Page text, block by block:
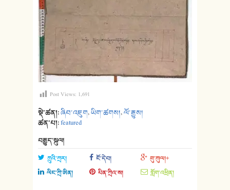
Post Views: 1,691
སྡེ་ཚན།:ཞིབ་འཇུག,ཡིག་ཚགས།,ལོ་རྒྱུས།
ཚན་པ།:featured
བརྒྱུད་སྐུལ།
ཀྲུའི་ཀྲར། ངོ་དེབ།
གུ་ཀུལ།+
ལིང་ཀྲི་ཨིན།
པིན་ཀྲིའ་ས། གློག་འཕྲིན།